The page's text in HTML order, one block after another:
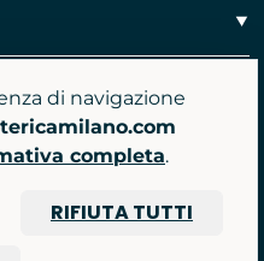
di navigazione
completa.
RIFIUTA TUTTI